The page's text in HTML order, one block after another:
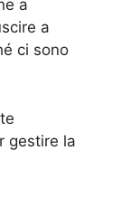
a
a
ci sono
gestire la